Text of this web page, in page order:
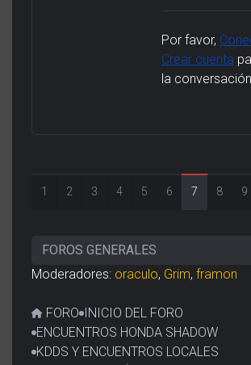
Por favor,
Crear cuenta
la
1 2 3 4 5 6 7 8 9
Moderadores: oraculo, Grim, framon
FORO INICIO DEL FORO
ENCUENTROS HONDA SHADOW
KDDS Y ENCUENTROS LOCALES